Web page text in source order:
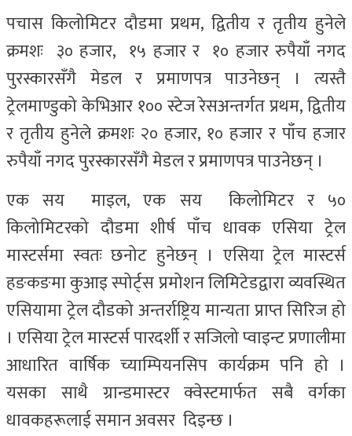
पचास किलोमिटर दौडमा प्रथम, द्वितीय र तृतीय हुनेले
क्रमशः ३० हजार, १५ हजार र १० हजार रुपैयाँ नगद
पुरस्कारसँगै मेडल र प्रमाणपत्र पाउनेछन् । त्यस्तै
ट्रेलमाण्डुको केभिआर १०० स्टेज रेसअन्तर्गत प्रथम, द्वितीय
र तृतीय हुनेले क्रमशः २० हजार, १० हजार र पाँच हजार
रुपैयाँ नगद पुरस्कारसँगै मेडल र प्रमाणपत्र पाउनेछन् ।
एक सय माइल, एक सय किलोमिटर र ५०
किलोमिटरको दौडमा शीर्ष पाँच धावक एसिया ट्रेल
मास्टर्समा स्वतः छनोट हुनेछन् । एसिया ट्रेल मास्टर्स
हङकङमा कुआइ स्पोर्ट्स प्रमोशन लिमिटेडद्वारा व्यवस्थित
एसियामा ट्रेल दौडको अन्तर्राष्ट्रिय मान्यता प्राप्त सिरिज हो
। एसिया ट्रेल मास्टर्स पारदर्शी र सजिलो प्वाइन्ट प्रणालीमा
आधारित वार्षिक च्याम्पियनसिप कार्यक्रम पनि हो ।
यसका साथै ग्रान्डमास्टर क्वेस्टमार्फत सबै वर्गका
धावकहरूलाई समान अवसर दिइन्छ ।